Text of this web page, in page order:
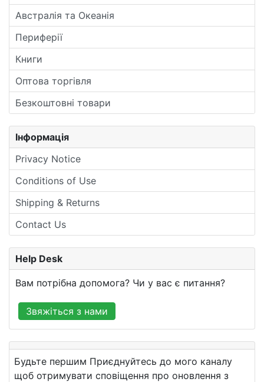
Австралія та Океанія
Периферії
Книги
Оптова торгівля
Безкоштовні товари
Інформація
Privacy Notice
Conditions of Use
Shipping & Returns
Contact Us
Help Desk
Вам потрібна допомога? Чи у вас є питання?
Звяжіться з нами
Будьте першим Приєднуйтесь до мого каналу
щоб отримувати сповіщення про оновлення з